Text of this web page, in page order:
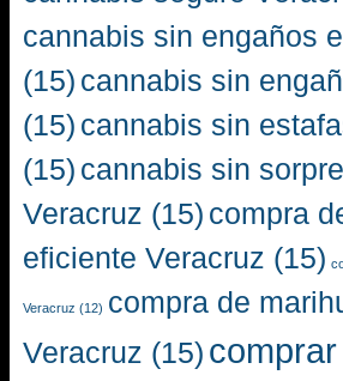
cannabis sin engaños
(15) cannabis sin
(15) cannabis sin
(15) cannabis sin
Veracruz (15) compra
eficiente Veracruz (15)
Veracruz (12) compra de
Veracruz (15)